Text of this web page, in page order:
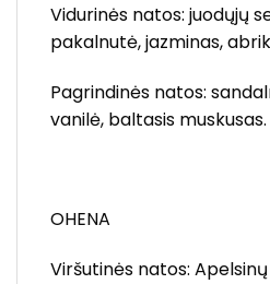
Vidurinės natos: juodųjų
pakalnutė, jazminas,
Pagrindinės natos:
vanilė, baltasis muskusas.
OHENA
Viršutinės natos: Apelsinų